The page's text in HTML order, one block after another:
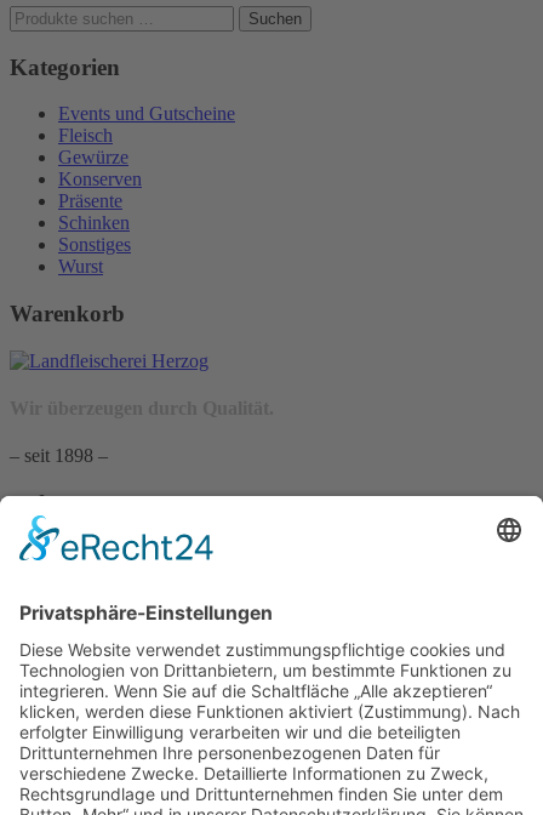
Suchen
nach:
Suchen
Kategorien
Events und Gutscheine
Fleisch
Gewürze
Konserven
Präsente
Schinken
Sonstiges
Wurst
Warenkorb
– seit 1898 –
Wir freuen uns auf Sie:
Landfleischerei & Catering Karl Herzog
02794 Spitzkunnersdorf
Tel.: 03586 / 38 62 96
Fax: 03586 / 78 93 32
Startseite